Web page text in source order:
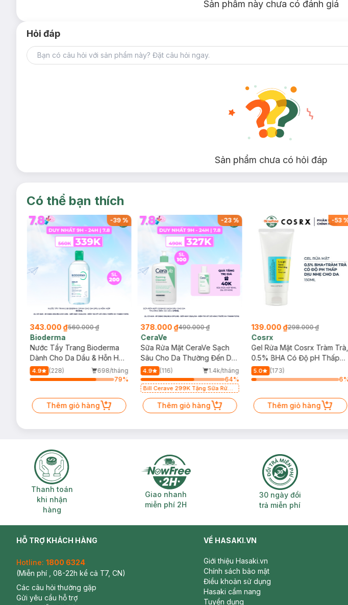
Sản phẩm này chưa có đánh giá
Hỏi đáp
Sản phẩm chưa có hỏi đáp
Có thể bạn thích
-39%
343.000 ₫560.000 ₫
Bioderma
Nước Tẩy Trang Bioderma
Dành Cho Da Dầu & Hỗn Hợp
500ml
4.9 (228)
698/tháng
79%
Thêm giỏ hàng
-23%
378.000 ₫490.000 ₫
CeraVe
Sữa Rửa Mặt CeraVe Sạch
Sâu Cho Da Thường Đến Da
Dầu 473ml
4.9 (116)
1.4k/tháng
64%
Bill Cerave 299K Tặng Sữa Rửa
Mặt Cerave 30ml (SL có hạn)
Thêm giỏ hàng
-53
139.000 ₫298.000 ₫
Cosrx
Gel Rửa Mặt Cosrx Tràm Trà,
0.5% BHA Có Độ pH Thấp
150ml
5.0
(173)
6
Thêm giỏ hàng
Thanh toán khi nhận hàng
Thanh toán
khi nhận
hàng
Giao nhanh miễn phí 2H
Giao nhanh
miễn phí 2H
30 ngày đổi trả
30 ngày đổi
trả miễn phí
HỖ TRỢ KHÁCH HÀNG
Hotline: 1800 6324
(Miễn phí , 08-22h kể cả T7, CN)
Các câu hỏi thường gặp
Gửi yêu cầu hỗ trợ
VỀ HASAKI.VN
Giới thiệu Hasaki.vn
Chính sách bảo mật
Điều khoản sử dụng
Hasaki cẩm nang
Tuyển dụng